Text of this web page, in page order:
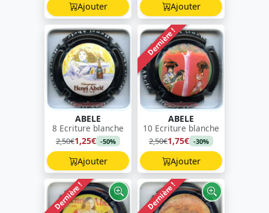
Ajouter
Ajouter
ABELE
8 Ecriture blanche
2,50€1,25€ -50%
Ajouter
Dernière !
ABELE
10 Ecriture blanche
2,50€1,75€ -30%
Ajouter
Dernière ! Dernière !